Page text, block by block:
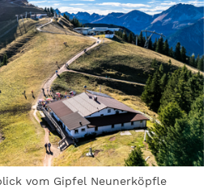
vom Gipfel Neunerköpfle